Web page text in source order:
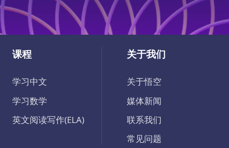
课程
学习中文
学习数学
英文阅读写作(ELA)
关于我们
关于悟空
媒体新闻
联系我们
常见问题